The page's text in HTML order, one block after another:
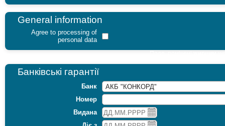
General information
Agree to processing of
personal data
Банківські гарантії
Банк
Номер
Видана